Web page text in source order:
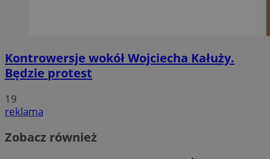
Kontrowersje wokół Wojciecha Kałuży.
Będzie protest
19
reklama
Zobacz również